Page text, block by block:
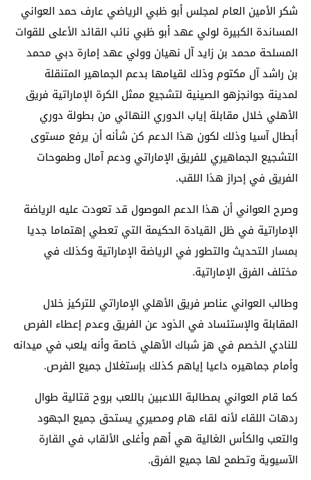
شكر الأمين العام لمجلس أبو ظبي الرياضي عارف حمد العواني
المساندة الكبيرة لولي عهد أبو ظبي نائب القائد الأعلى للقوات
المسلحة محمد بن زايد آل نهيان وولي عهد إمارة دبي محمد
بن راشد آل مكتوم وذلك لقيامها بدعم الجماهير المتنقلة
لمدينة جوانجزهو الصينية لتشجيع ممثل الكرة الإماراتية فريق
الأهلي خلال مقابلة إياب الدوري النهائي من بطولة دوري
أبطال آسيا وذلك لكون هذا الدعم كن شأنه أن يرفع مستوى
التشجيع الجماهيري للفريق الإماراتي ودعم آمال وطموحات
الفريق في إحراز هذا اللقب.
وصرح العواني أن هذا الدعم الموصول قد تعودت عليه الرياضة
الإماراتية في ظل القيادة الحكيمة التي تعطي إهتماما جديا
بمسار التحديث والتطور في الرياضة الإماراتية وكذلك في
مختلف الفرق الإماراتية.
وطالب العواني عناصر فريق الأهلي الإماراتي للتركيز خلال
المقابلة والإستئساد في الذود عن الفريق وعدم إعطاء الفرص
للنادي الخصم في هز شباك الأهلي خاصة وأنه يلعب في ميدانه
وأمام جماهيره داعيا إياهم كذلك بإستغلال جميع الفرص.
كما قام العواني بمطالبة اللاعبين باللعب بروح قتالية طوال
ردهات اللقاء لأنه لقاء هام ومصيري يستحق جميع الجهود
والتعب والكأس الغالية هي أهم وأغلى الألقاب في القارة
الآسيوية وتطمح لها جميع الفرق.